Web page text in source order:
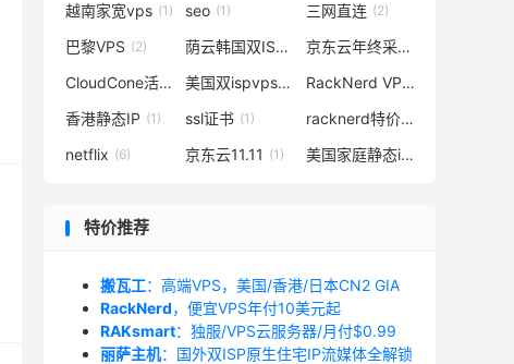
越南家宽vps (1) seo (1) 三网直连 (2)
巴黎VPS (2) 荫云韩国双ISP住宅VPS (1) 京东云年终采购季
CloudCone活动 (1) 美国双ispvps
(1) RackNerd VPS
香港静态IP (1) ssl证书 (1) racknerd特价vps
netflix (6) 京东云11.11 (1) 美国家庭静态ip哪里有
特价推荐
搬瓦工：高端VPS，美国/香港/日本CN2 GIA
RackNerd，便宜VPS年付10美元起
RAKsmart：独服/VPS云服务器/月付$0.99
丽萨主机：国外双ISP原生住宅IP流媒体全解锁